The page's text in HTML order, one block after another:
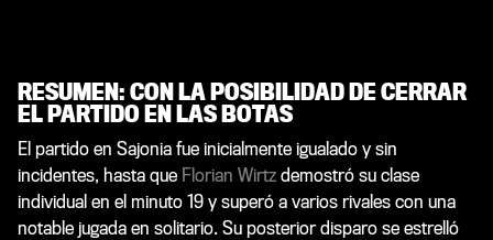
RESUMEN: CON LA POSIBILIDAD DE CERRAR
EL PARTIDO EN LAS BOTAS
El partido en Sajonia fue inicialmente igualado y sin
incidentes, hasta que Florian Wirtz demostró su clase
individual en el minuto 19 y superó a varios rivales con una
notable jugada en solitario. Su posterior disparo se estrelló